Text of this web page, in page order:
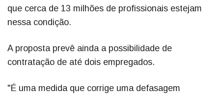
que cerca de 13 milhões de profissionais estejam
nessa condição.
A proposta prevê ainda a possibilidade de
contratação de até dois empregados.
"É uma medida que corrige uma defasagem